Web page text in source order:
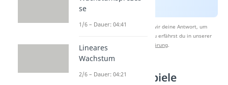
Nach Beantwortung speichern wir deine Antwort, um
Studyflix zu verbessern. Mehr dazu erfährst du in unserer
Datenschutzerklärung.
Umrechnen Beispiele
se
1/6 – Dauer: 04:41
Lineares
Wachstum
2/6 – Dauer: 04:21